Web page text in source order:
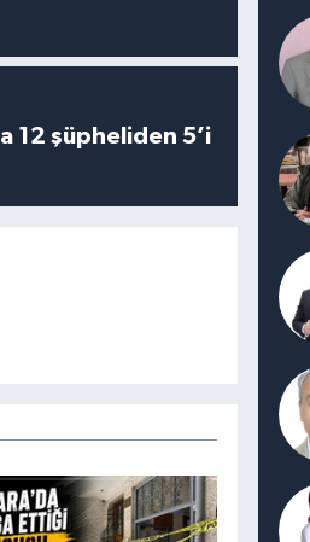
12 şüpheliden 5’i